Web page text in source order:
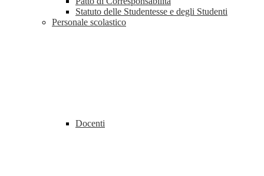
Statuto delle Studentesse e degli Studenti
Personale scolastico
Docenti